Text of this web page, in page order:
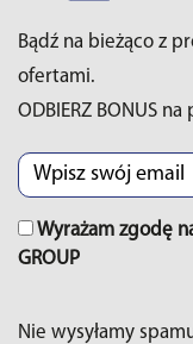
Bądź na bieżąco z
ofertami.
ODBIERZ BONUS
Wyrażam zgodę
GROUP
Nie wysyłamy